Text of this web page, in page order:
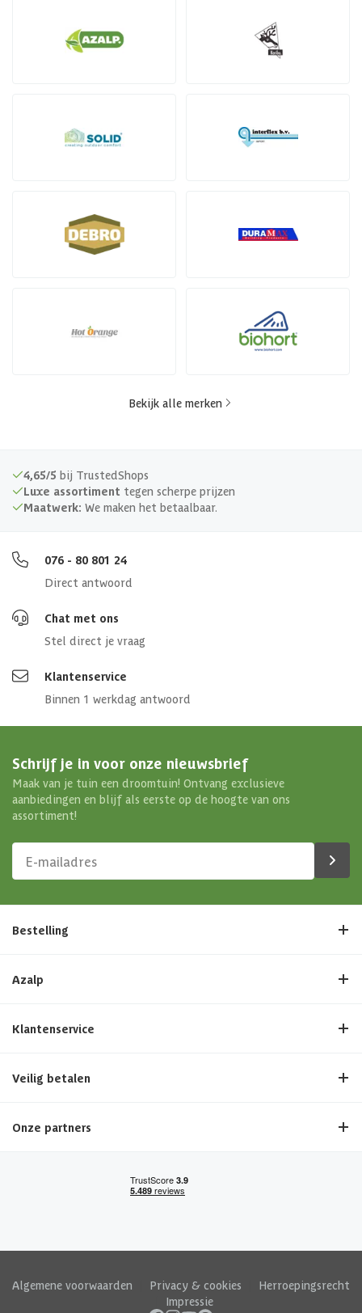
Bekijk alle merken
4,65/5 bij TrustedShops
Luxe assortiment tegen scherpe prijzen
Maatwerk: We maken het betaalbaar.
076 - 80 801 24
Direct antwoord
Chat met ons
Stel direct je vraag
Klantenservice
Binnen 1 werkdag antwoord
Schrijf je in voor onze nieuwsbrief
Maak van je tuin een droomtuin! Ontvang exclusieve
aanbiedingen en blijf als eerste op de hoogte van ons
assortiment!
Bestelling
Azalp
Klantenservice
Veilig betalen
Onze partners
Algemene voorwaarden Privacy & cookies
Herroepingsrecht
Impressie